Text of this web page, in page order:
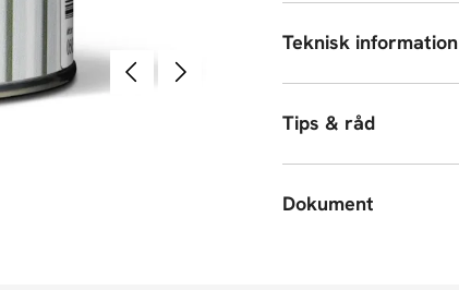
Föregående
Nästa
Teknisk information
Tips & råd
Dokument